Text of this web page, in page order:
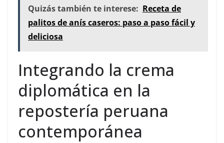
Quizás también te interese: Receta de
palitos de anís caseros: paso a paso fácil y
deliciosa
Integrando la crema
diplomática en la
repostería peruana
contemporánea